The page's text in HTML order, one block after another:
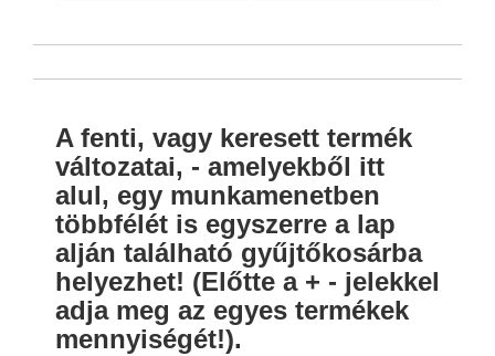
A fenti, vagy keresett termék
változatai, - amelyekből itt
alul, egy munkamenetben
többfélét is egyszerre a lap
alján található gyűjtőkosárba
helyezhet! (Előtte a + - jelekkel
adja meg az egyes termékek
mennyiségét!).